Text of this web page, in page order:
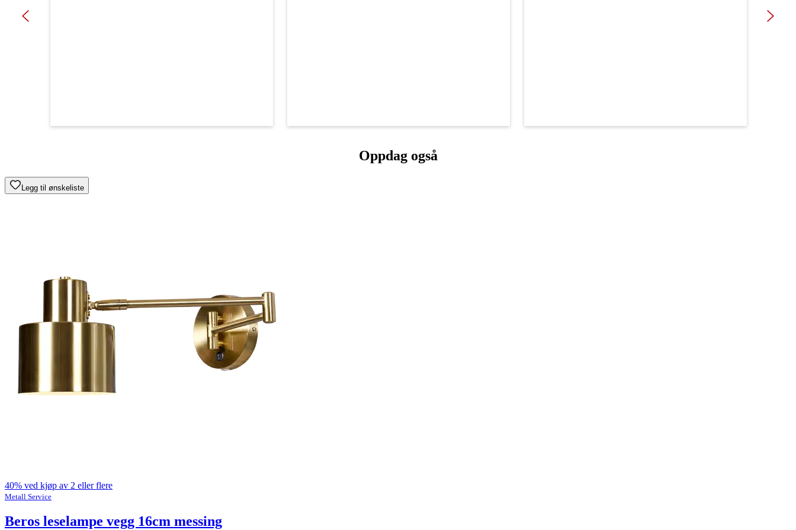
Oppdag også
Legg til ønskeliste
40% ved kjøp av 2 eller flere
Metall Service
Beros leselampe vegg 16cm messing